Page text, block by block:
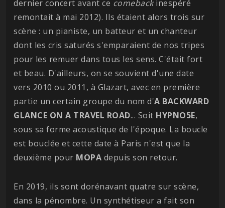
dernier concert avant ce comebackinespéré
remontait à mai 2012). Ils étaient alors trois sur
scène : un pianiste, un batteur et un chanteur
dont les cris saturés s'emparaient de nos tripes
pour les remuer dans tous les sens. C'était fort
et beau. D'ailleurs, on se souvient d'une date
vers 2010 ou 2011, à Glazart, avec en première
partie un certain groupe du nom d'A BACKWARD
GLANCE ON A TRAVEL ROAD... Soit HYPNO5E,
sous sa forme acoustique de l'époque. La boucle
est bouclée et cette date à Paris n'est que la
deuxième pour MOPA depuis son retour.
En 2019, ils sont dorénavant quatre sur scène,
dans la pénombre. Un synthétiseur a fait son